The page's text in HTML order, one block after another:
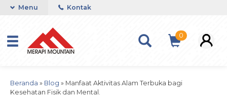
Menu Kontak
0
Beranda » Blog » Manfaat Aktivitas Alam Terbuka bagi
Kesehatan Fisik dan Mental.